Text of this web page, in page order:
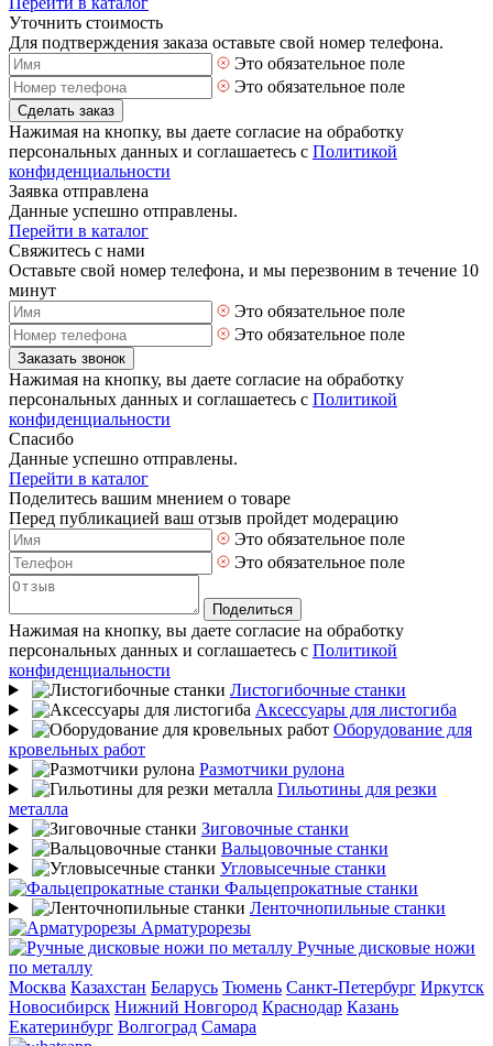
Уточнить стоимость
Для подтверждения заказа оставьте свой номер телефона.
Это обязательное поле
Это обязательное поле
Сделать заказ
Нажимая на кнопку, вы даете согласие на обработку
персональных данных и соглашаетесь с Политикой
конфиденциальности
Заявка отправлена
Данные успешно отправлены.
Перейти в каталог
Свяжитесь с нами
Оставьте свой номер телефона, и мы перезвоним в течение 10
минут
Это обязательное поле
Это обязательное поле
Заказать звонок
Нажимая на кнопку, вы даете согласие на обработку
персональных данных и соглашаетесь с Политикой
конфиденциальности
Спасибо
Данные успешно отправлены.
Перейти в каталог
Поделитесь вашим мнением о товаре
Перед публикацией ваш отзыв пройдет модерацию
Это обязательное поле
Это обязательное поле
Поделиться
Нажимая на кнопку, вы даете согласие на обработку
персональных данных и соглашаетесь с Политикой
конфиденциальности
Листогибочные станки
Аксессуары для листогиба
Оборудование для
кровельных работ
Размотчики рулона
Гильотины для резки
металла
Зиговочные станки
Вальцовочные станки
Угловысечные станки
Фальцепрокатные станки
Ленточнопильные станки
Арматурорезы
Ручные дисковые ножи
по металлу
Москва Казахстан Беларусь Тюмень Санкт-Петербург Иркутск
Новосибирск Нижний Новгород Краснодар Казань
Екатеринбург Волгоград Самара